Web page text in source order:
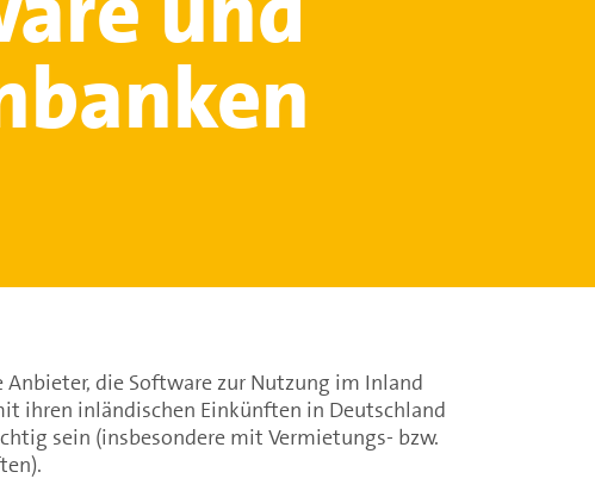
Anbieter, die Software zur Nutzung im Inland
ihren inländischen Einkünften in Deutschland
sein (insbesondere mit Vermietungs- bzw.